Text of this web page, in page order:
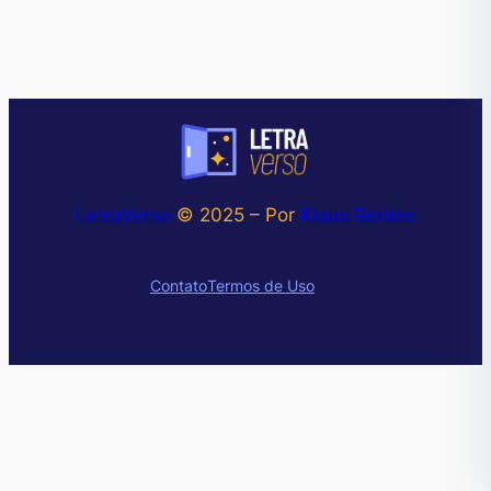
LetraVerso © 2025 – Por Klaus Bentes
ContatoTermos de UsoInstagram